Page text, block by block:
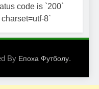
code is `200`
8`
By Епоха Футболу.